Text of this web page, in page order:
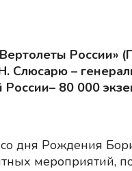
России»
Слюсарю –
80 000
дня Рождения
мероприятий,